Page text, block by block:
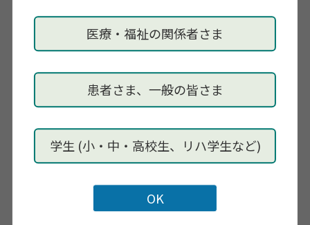
医療・福祉の関係者さま
患者さま、一般の皆さま
学生 (小・中・高校生、リハ学生など)